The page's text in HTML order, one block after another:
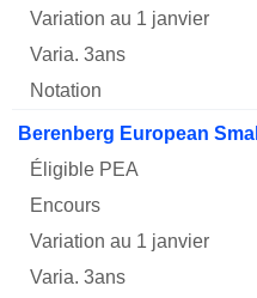
Berenberg European